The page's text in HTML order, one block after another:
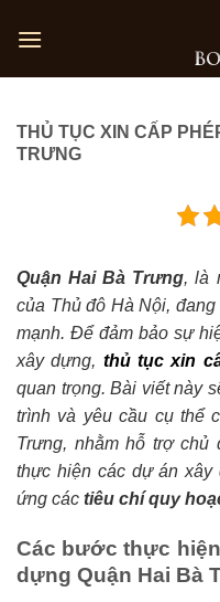
THỦ TỤC XIN CẤP
TRƯNG
Quận Hai Bà Trưng, là
của Thủ đô Hà Nội,
mạnh. Để đảm bảo sự
xây dựng, thủ tục xin
quan trọng. Bài viết này
trình và yêu cầu cụ thể
Trưng, nhằm hỗ trợ
thực hiện các dự án xây
ứng các tiêu chí quy
Các bước thực
dựng Quận Hai Bà